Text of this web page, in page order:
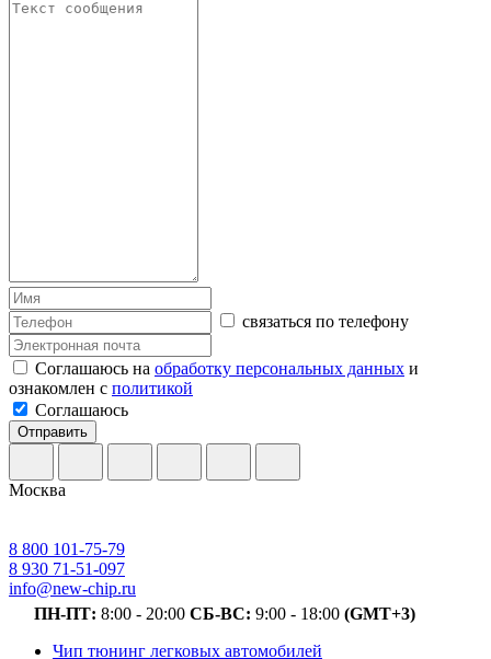
связаться по телефону
Соглашаюсь на обработку персональных данных и
ознакомлен с политикой
Соглашаюсь
Отправить
Москва
8 800 101-75-79
8 930 71-51-097
info@new-chip.ru
ПН-ПТ: 8:00 - 20:00 СБ-ВС: 9:00 - 18:00 (GMT+3)
Чип тюнинг легковых автомобилей